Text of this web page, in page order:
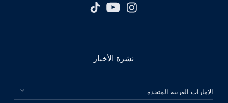
نشرة الأخبار
الرجاء اختيار بلدك